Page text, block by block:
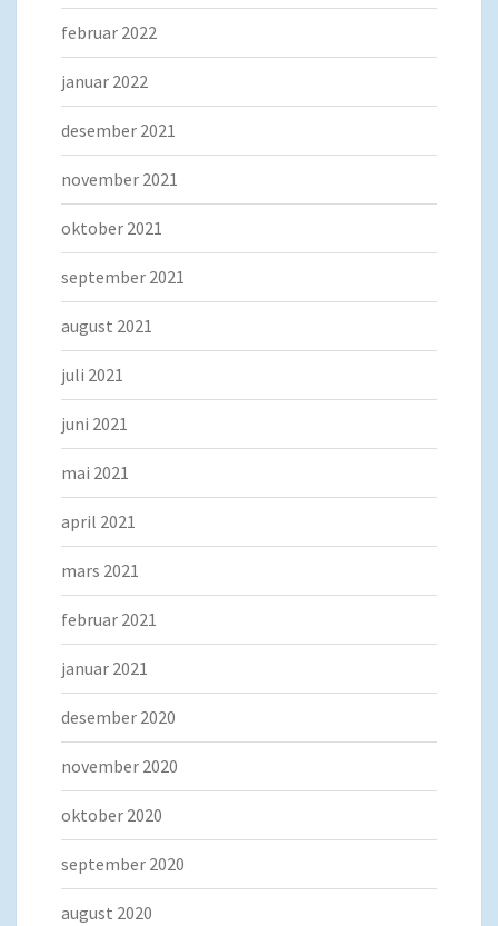
februar 2022
januar 2022
desember 2021
november 2021
oktober 2021
september 2021
august 2021
juli 2021
juni 2021
mai 2021
april 2021
mars 2021
februar 2021
januar 2021
desember 2020
november 2020
oktober 2020
september 2020
august 2020